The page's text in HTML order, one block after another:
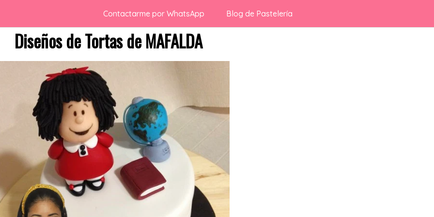
Contactarme por WhatsApp Blog de Pastelería
Diseños de Tortas de MAFALDA